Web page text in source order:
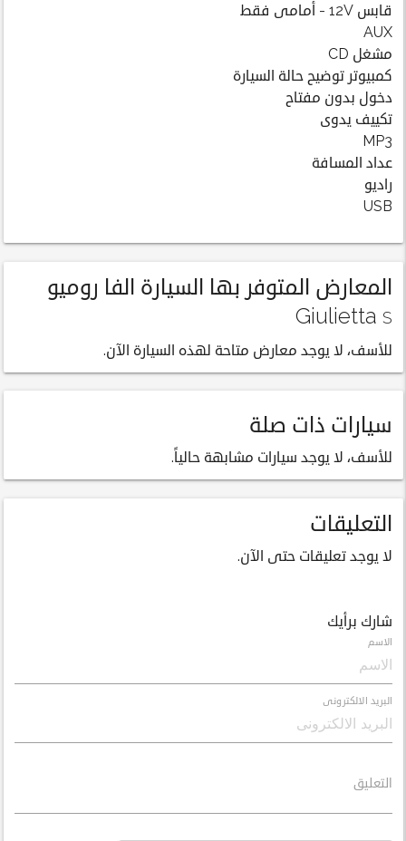
قابس 12V - أمامى فقط
AUX
مشغل CD
كمبيوتر توضيح حالة السيارة
دخول بدون مفتاح
تكييف يدوى
MP3
عداد المسافة
راديو
USB
المعارض المتوفر بها السيارة الفا روميو
Giulietta S
للأسف، لا يوجد معارض متاحة لهذه السيارة الآن.
سيارات ذات صلة
للأسف، لا يوجد سيارات مشابهة حالياً.
التعليقات
لا يوجد تعليقات حتى الآن.
شارك برأيك
الاسم
البريد الالكترونى
التعليق